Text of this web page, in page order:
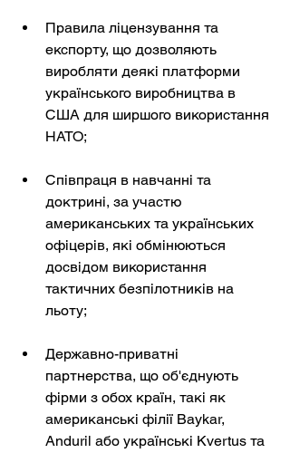
Правила ліцензування та
експорту, що дозволяють
виробляти деякі платформи
українського виробництва в
США для ширшого використання
НАТО;
Співпраця в навчанні та
доктрині, за участю
американських та українських
офіцерів, які обмінюються
досвідом використання
тактичних безпілотників на
льоту;
Державно-приватні
партнерства, що об'єднують
фірми з обох країн, такі як
американські філії Baykar,
Anduril або українські Kvertus та